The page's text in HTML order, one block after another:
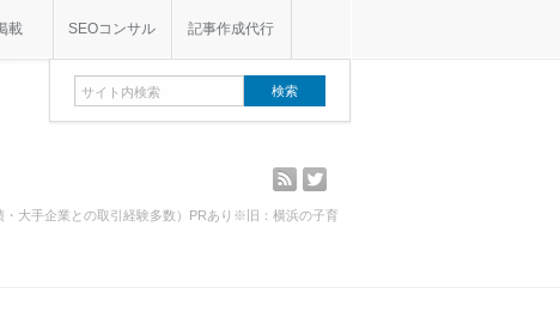
載 SEOコンサル 記事作成代行
大手企業との取引経験多数）PRあり※旧：横浜の子育
rss